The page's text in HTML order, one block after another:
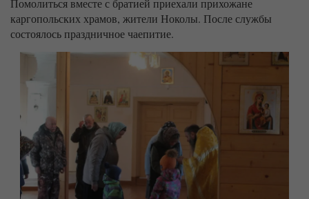
Помолиться вместе с братией приехали прихожане
каргопольских храмов, жители Ноколы. После службы
состоялось праздничное чаепитие.